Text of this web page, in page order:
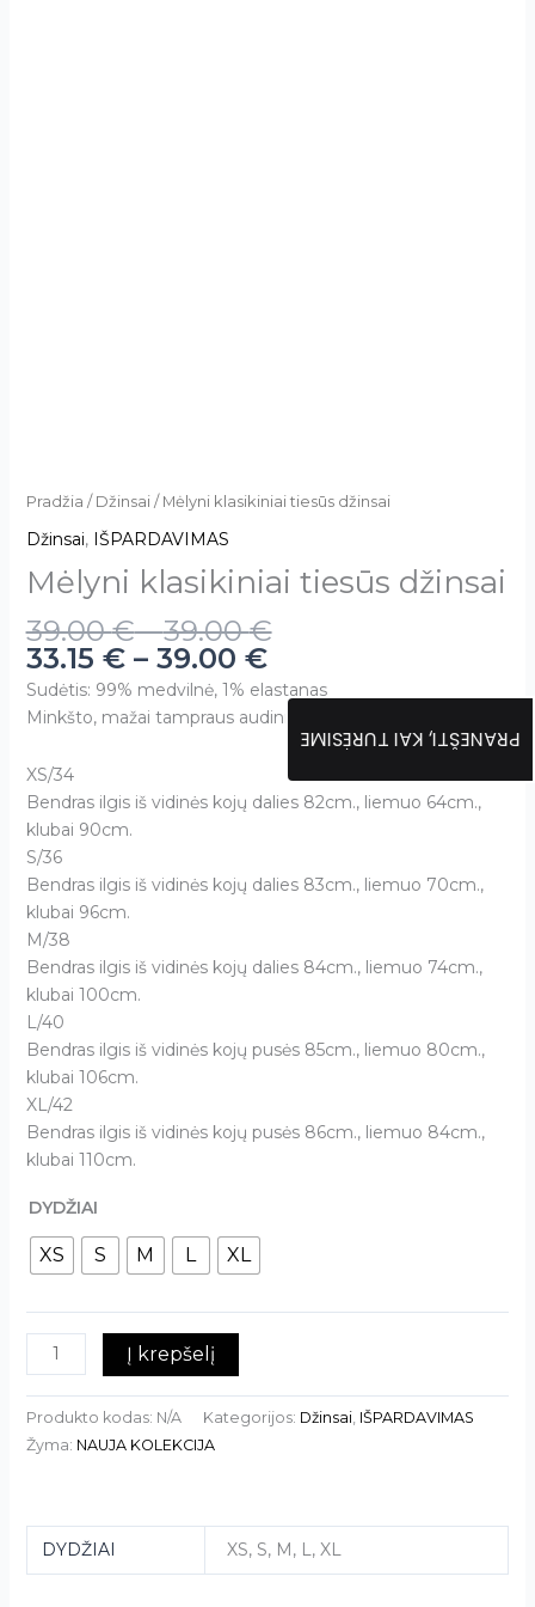
Pradžia / Džinsai/ Mėlyni klasikiniai tiesūs džinsai
Džinsai, IŠPARDAVIMAS
Mėlyni klasikiniai tiesūs džinsai
39.00€–39.00€
33.15 €– 39.00 €
Sudėtis: 99% medvilnė, 1% elastanas
Minkšto, mažai tampraus audinio
XS/34
Bendras ilgis iš vidinės kojų dalies 82cm., liemuo 64cm.,
klubai 90cm.
S/36
Bendras ilgis iš vidinės kojų dalies 83cm., liemuo 70cm.,
klubai 96cm.
M/38
Bendras ilgis iš vidinės kojų dalies 84cm., liemuo 74cm.,
klubai 100cm.
L/40
Bendras ilgis iš vidinės kojų pusės 85cm., liemuo 80cm.,
klubai 106cm.
XL/42
Bendras ilgis iš vidinės kojų pusės 86cm., liemuo 84cm.,
klubai 110cm.
DYDŽIAI
XS S M L XL
Į krepšelį
Produkto kodas: N/A Kategorijos: Džinsai, IŠPARDAVIMAS
Žyma: NAUJA KOLEKCIJA
DYDŽIAI XS, S, M, L, XL
PRANEŠTI, KAI TURĖSIME